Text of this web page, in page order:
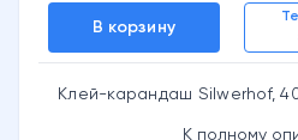
В корзину
Клей-карандаш Silwerhof, 40
К полному